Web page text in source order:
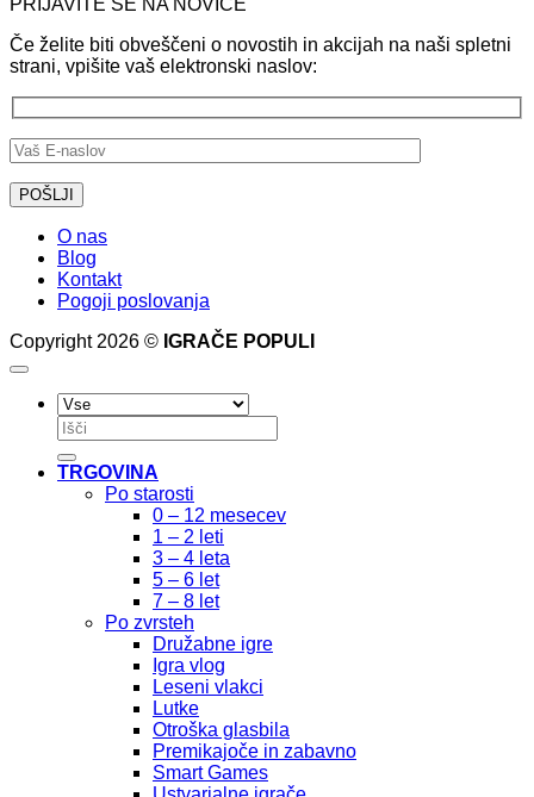
Če želite biti obveščeni o novostih in akcijah na naši spletni
strani, vpišite vaš elektronski naslov:
O nas
Blog
Kontakt
Pogoji poslovanja
Copyright 2026 © IGRAČE POPULI
Išči:
TRGOVINA
Po starosti
0 – 12 mesecev
1 – 2 leti
3 – 4 leta
5 – 6 let
7 – 8 let
Po zvrsteh
Družabne igre
Igra vlog
Leseni vlakci
Lutke
Otroška glasbila
Premikajoče in zabavno
Smart Games